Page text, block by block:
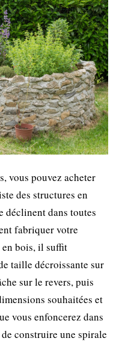
vous pouvez acheter
des structures en
déclinent dans toutes
fabriquer votre
bois, il suffit
taille décroissante sur
sur le revers, puis
souhaitées et
vous enfoncerez dans
construire une spirale